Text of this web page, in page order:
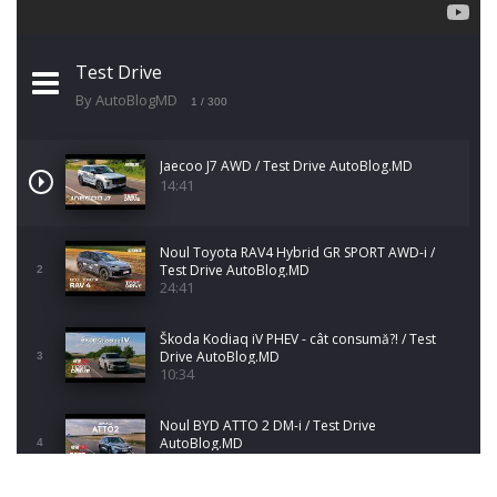
Test Drive
By AutoBlogMD 1 / 300
Jaecoo J7 AWD / Test Drive AutoBlog.MD
14:41
2
Noul Toyota RAV4 Hybrid GR SPORT AWD-i /
Test Drive AutoBlog.MD
24:41
3
Škoda Kodiaq iV PHEV - cât consumă?! / Test
Drive AutoBlog.MD
10:34
4
Noul BYD ATTO 2 DM-i / Test Drive
AutoBlog.MD
17:35